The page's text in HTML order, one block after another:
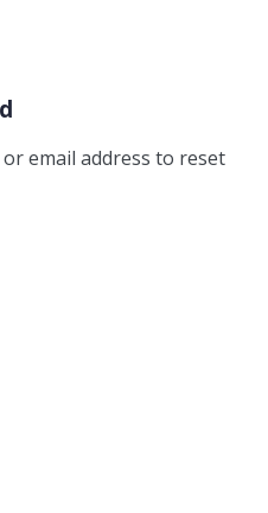
email address to reset